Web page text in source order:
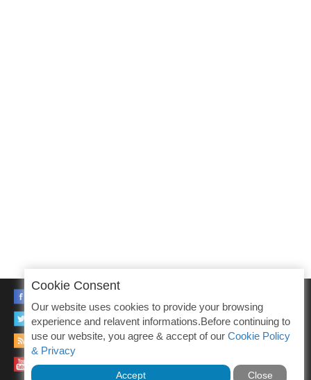
TWITTER
RSS
YOUTUBE
Cookie Consent
Our website uses cookies to provide your browsing
experience and relavent informations.Before continuing to
use our website, you agree & accept of our Cookie Policy
& Privacy
Accept Close